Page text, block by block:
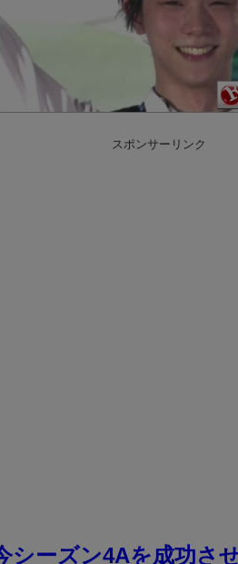
スポンサーリンク
シーズン4Aを成功さ